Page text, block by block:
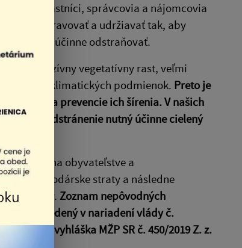
202
0, vlastníci, správcovia a nájomcovia
spravovať a udržiavať tak, aby
ich účinne odstraňovať.
ich intenzívny vegetatívny rast, veľmi
klimatických podmienok. Preto je
a prevencie ich šírenia. V našich
na ich odstránenie nutný účinne cielený
riziká na obyvateľstve a
a hospodárske straty a následne
druhov. Zoznam nepôvodných
je uvedený v nariadení vlády č.
vyhláška MŽP SR č. 450/2019 Z. z.